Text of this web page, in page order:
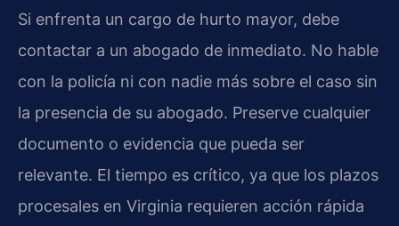
Si enfrenta un cargo de hurto mayor, debe
contactar a un abogado de inmediato. No hable
con la policía ni con nadie más sobre el caso sin
la presencia de su abogado. Preserve cualquier
documento o evidencia que pueda ser
relevante. El tiempo es crítico, ya que los plazos
procesales en Virginia requieren acción rápida